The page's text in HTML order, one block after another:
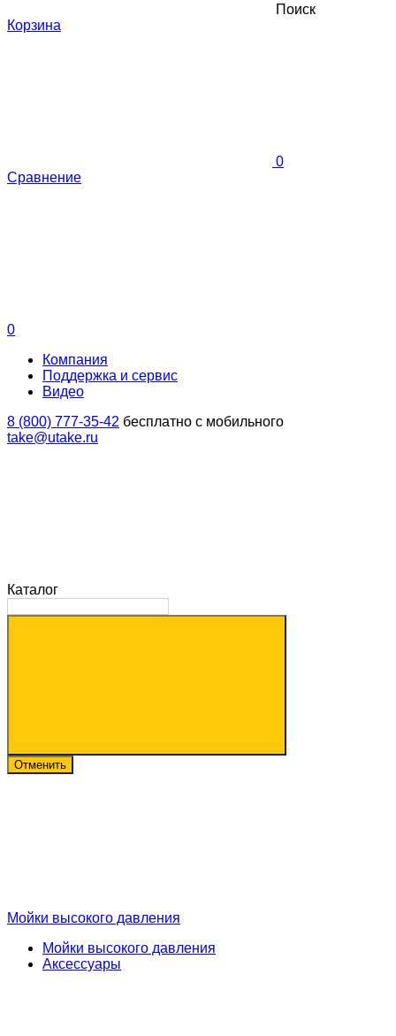
Поиск
Корзина
0
Сравнение
0
Компания
Поддержка и сервис
Видео
8 (800) 777-35-42 бесплатно с мобильного
take@utake.ru
Каталог
Отменить
Мойки высокого давления
Мойки высокого давления
Аксессуары